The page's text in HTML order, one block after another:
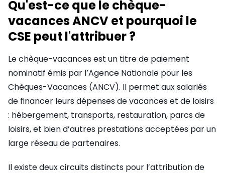
Qu'est-ce que le chèque-
vacances ANCV et pourquoi le
CSE peut l'attribuer ?
Le chèque-vacances est un titre de paiement
nominatif émis par l’Agence Nationale pour les
Chèques-Vacances (ANCV). Il permet aux salariés
de financer leurs dépenses de vacances et de loisirs
: hébergement, transports, restauration, parcs de
loisirs, et bien d’autres prestations acceptées par un
large réseau de partenaires.
Il existe deux circuits distincts pour l’attribution de